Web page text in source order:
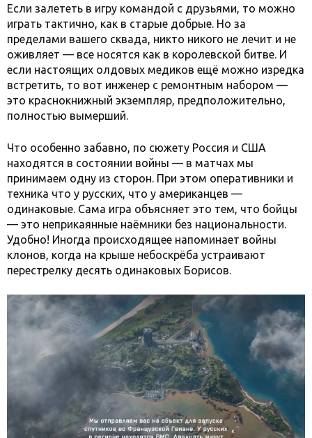
Если залететь в игру командой с друзьями, то можно
играть тактично, как в старые добрые. Но за
пределами вашего сквада, никто никого не лечит и не
оживляет — все носятся как в королевской битве. И
если настоящих олдовых медиков ещё можно изредка
встретить, то вот инженер с ремонтным набором —
это краснокнижный экземпляр, предположительно,
полностью вымерший.
Что особенно забавно, по сюжету Россия и США
находятся в состоянии войны — в матчах мы
принимаем одну из сторон. При этом оперативники и
техника что у русских, что у американцев —
одинаковые. Сама игра объясняет это тем, что бойцы
— это неприкаянные наёмники без национальности.
Удобно! Иногда происходящее напоминает войны
клонов, когда на крыше небоскрёба устраивают
перестрелку десять одинаковых Борисов.